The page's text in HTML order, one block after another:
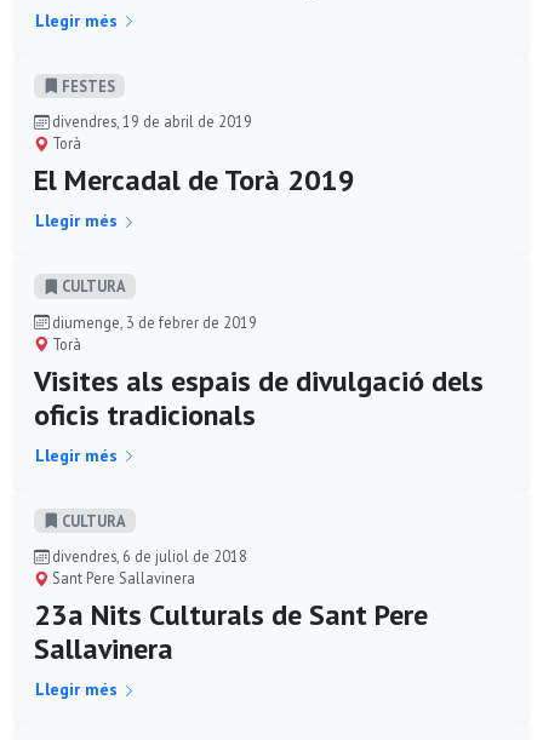
Llegir més
FESTES
divendres, 19 de abril de 2019
Torà
El Mercadal de Torà 2019
Llegir més
CULTURA
diumenge, 3 de febrer de 2019
Torà
Visites als espais de divulgació dels
oficis tradicionals
Llegir més
CULTURA
divendres, 6 de juliol de 2018
Sant Pere Sallavinera
23a Nits Culturals de Sant Pere
Sallavinera
Llegir més